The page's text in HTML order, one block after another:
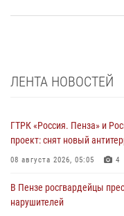
ЛЕНТА НОВОСТЕЙ
ГТРК «Россия. Пенза» и
проект: снят новый
08 августа 2026, 05:05 4
В Пензе росгвардейцы
нарушителей